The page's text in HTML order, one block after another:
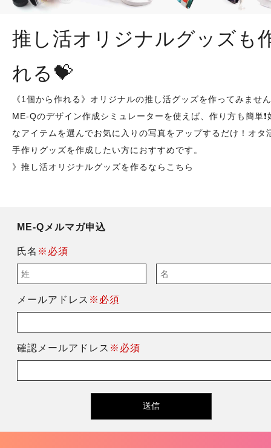
推し活オリジナルグッズも
れる💝
《1個から作れる》オリジナルの推し活グッズを作ってみませ
ME-Qのデザイン作成シミュレーターを使えば、作り方も簡単❗️
なアイテムを選んでお気に入りの写真をアップするだけ！オタ
手作りグッズを作成したい方におすすめです。
》推し活オリジナルグッズを作るならこちら
ME-Qメルマガ申込
氏名 ※必須
メールアドレス ※必須
確認メールアドレス ※必須